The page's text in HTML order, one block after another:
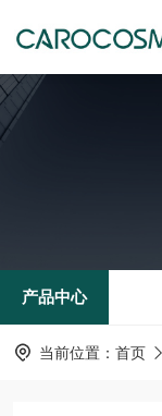
产品中心
当前位置： 首页